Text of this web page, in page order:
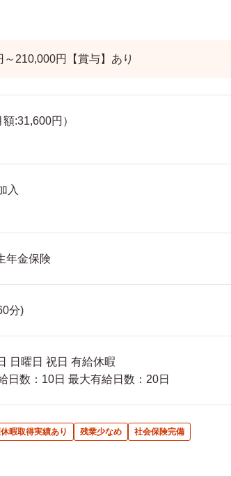
210,000円【賞与】あり
:31,600円）
入
年金保険
分)
日曜日 祝日 有給休暇
日数：10日 最大有給日数：20日
暇取得実績あり 残業少なめ
社会保険完備